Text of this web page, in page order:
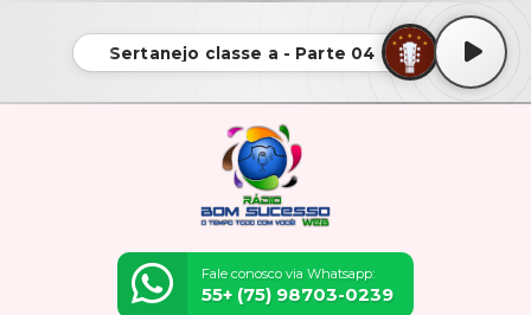
Sertanejo classe a - Parte 04
Fale conosco via Whatsapp:
55+ (75) 98703-0239